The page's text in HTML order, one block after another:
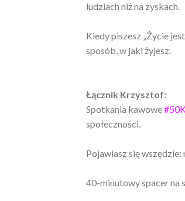
ludziach niż na zyskach.
Kiedy piszesz „Życie
sposób, w jaki żyjesz.
Łącznik Krzysztof:
Spotkania kawowe
społeczności.
Pojawiasz się
40-minutowy spacer na